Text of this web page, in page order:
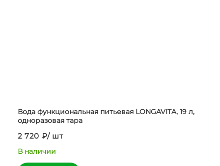
Вода функциональная питьевая LONGAVITA, 19 л,
одноразовая тара
2 720 ₽/ шт
В наличии